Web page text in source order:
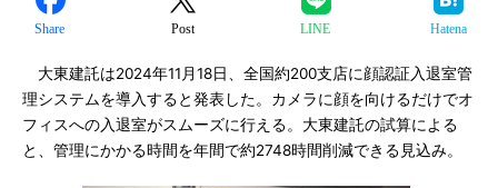
Share Post LINE Hatena
大東建託は2024年11月18日、全国約200支店に顔認証入退室管
理システムを導入すると発表した。カメラに顔を向けるだけでオ
フィスへの入退室がスムーズに行える。大東建託の試算による
と、管理にかかる時間を年間で約2748時間削減できる見込み。